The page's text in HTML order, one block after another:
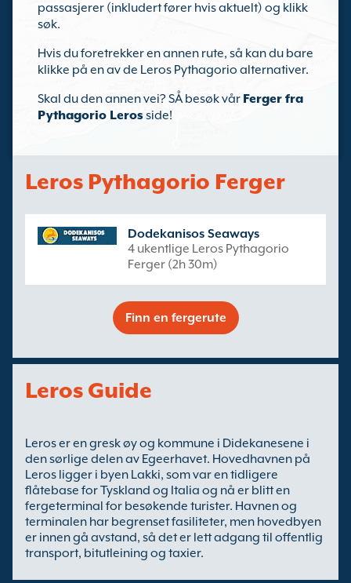
passasjerer (inkludert fører hvis aktuelt) og klikk
søk.
Hvis du foretrekker en annen rute, så kan du bare
klikke på en av de Leros Pythagorio alternativer.
Skal du den annen vei? SÅ besøk vår Ferger fra
Pythagorio Lerosside!
Leros Pythagorio Ferger
Dodekanisos Seaways
4 ukentlige Leros Pythagorio
Ferger (2h 30m)
Finn en fergerute
Leros Guide
Leros er en gresk øy og kommune i Didekanesene i
den sørlige delen av Egeerhavet. Hovedhavnen på
Leros ligger i byen Lakki, som var en tidligere
flåtebase for Tyskland og Italia og nå er blitt en
fergeterminal for besøkende turister. Havnen og
terminalen har begrenset fasiliteter, men hovedbyen
er innen gå avstand, så det er lett adgang til offentlig
transport, bitutleining og taxier.